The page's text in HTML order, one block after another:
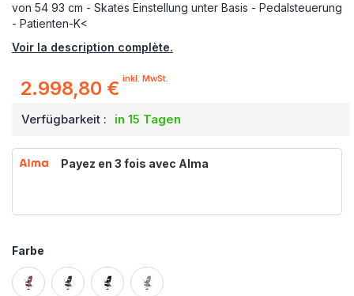
von 54 93 cm - Skates Einstellung unter Basis - Pedalsteuerung
- Patienten-K<
Voir la description complète.
2.998,80 € inkl. MwSt.
Verfügbarkeit : in 15 Tagen
Payez en 3 fois avec Alma
Farbe